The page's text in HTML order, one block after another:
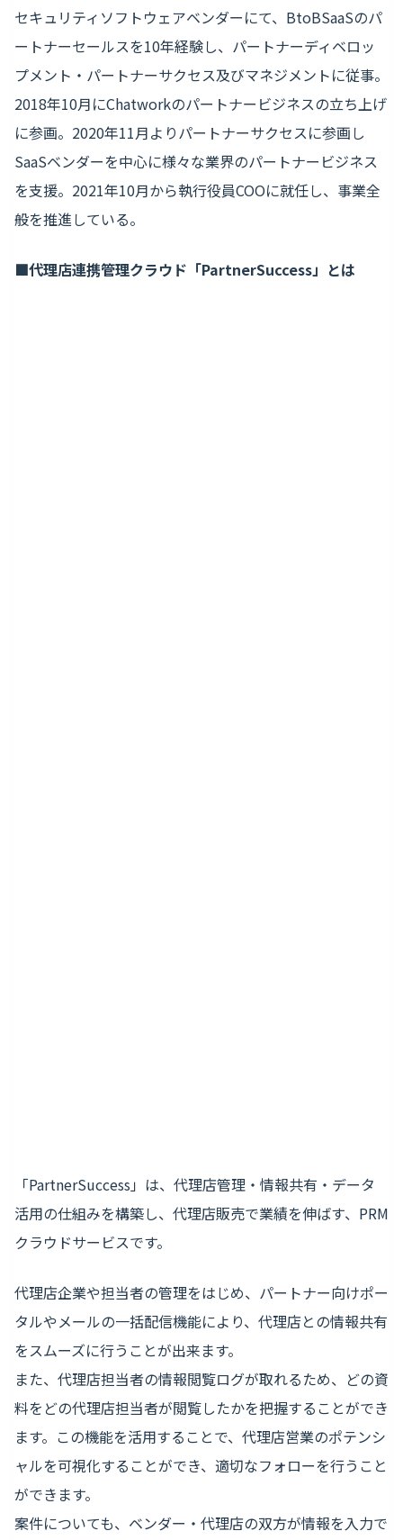
セキュリティソフトウェアベンダーにて、BtoBSaaSのパ
ートナーセールスを10年経験し、パートナーディベロッ
プメント・パートナーサクセス及びマネジメントに従事。
2018年10月にChatworkのパートナービジネスの立ち上げ
に参画。2020年11月よりパートナーサクセスに参画し
SaaSベンダーを中心に様々な業界のパートナービジネス
を支援。2021年10月から執行役員COOに就任し、事業全
般を推進している。
■代理店連携管理クラウド「PartnerSuccess」とは
「PartnerSuccess」は、代理店管理・情報共有・データ
活用の仕組みを構築し、代理店販売で業績を伸ばす、PRM
クラウドサービスです。
代理店企業や担当者の管理をはじめ、パートナー向けポー
タルやメールの一括配信機能により、代理店との情報共有
をスムーズに行うことが出来ます。
また、代理店担当者の情報閲覧ログが取れるため、どの資
料をどの代理店担当者が閲覧したかを把握することができ
ます。この機能を活用することで、代理店営業のポテンシ
ャルを可視化することができ、適切なフォローを行うこと
ができます。
案件についても、ベンダー・代理店の双方が情報を入力で